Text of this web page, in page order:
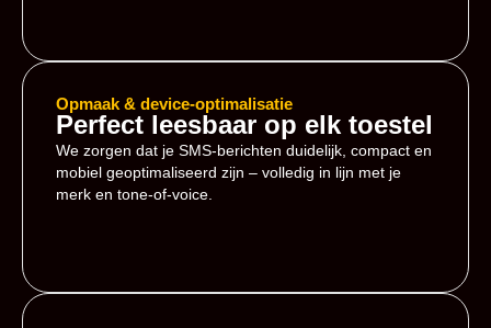
Opmaak & device-optimalisatie
Perfect leesbaar op elk toestel
We zorgen dat je SMS-berichten duidelijk, compact en
mobiel geoptimaliseerd zijn – volledig in lijn met je
merk en tone-of-voice.